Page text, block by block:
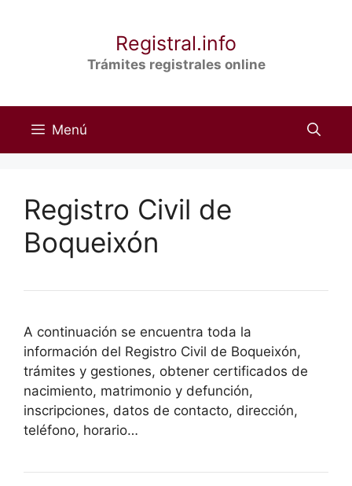
Registral.info
Trámites registrales online
Menú
Registro Civil de
Boqueixón
A continuación se encuentra toda la
información del Registro Civil de Boqueixón,
trámites y gestiones, obtener certificados de
nacimiento, matrimonio y defunción,
inscripciones, datos de contacto, dirección,
teléfono, horario…